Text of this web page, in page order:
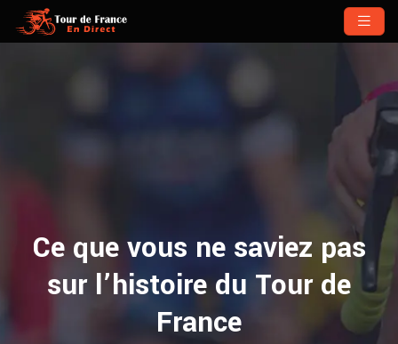
Ce que vous ne saviez pas
sur l’histoire du Tour de
France